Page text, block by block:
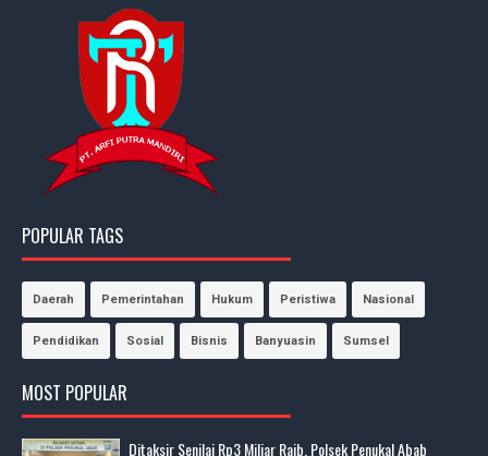
POPULAR TAGS
Daerah Pemerintahan Hukum Peristiwa Nasional
Pendidikan Sosial Bisnis Banyuasin Sumsel
MOST POPULAR
Ditaksir Senilai Rp3 Miliar Raib, Polsek Penukal Abab